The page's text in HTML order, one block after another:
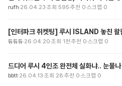
rufh 26.04.23 조회 595 추천 0 스크랩 0
듀듀듀 26.04.20 조회 1천 추천 0 스크랩 0
드디어 루시 4인조 완전체 실화냐.. 눈물
bbtt 26.04.13 조회 28 추천 0 스크랩 0